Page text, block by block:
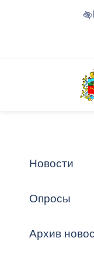
Новости
Опросы
Архив